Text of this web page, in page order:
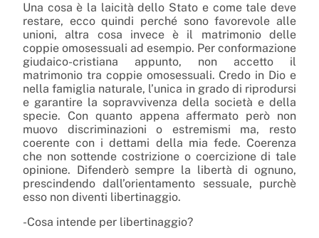
Una cosa è la laicità dello Stato e come tale deve
restare, ecco quindi perché sono favorevole alle
unioni, altra cosa invece è il matrimonio delle
coppie omosessuali ad esempio. Per conformazione
giudaico-cristiana appunto, non accetto il
matrimonio tra coppie omosessuali. Credo in Dio e
nella famiglia naturale, l’unica in grado di riprodursi
e garantire la sopravvivenza della società e della
specie. Con quanto appena affermato però non
muovo discriminazioni o estremismi ma, resto
coerente con i dettami della mia fede. Coerenza
che non sottende costrizione o coercizione di tale
opinione. Difenderò sempre la libertà di ognuno,
prescindendo dall’orientamento sessuale, purchè
esso non diventi libertinaggio.
-Cosa intende per libertinaggio?